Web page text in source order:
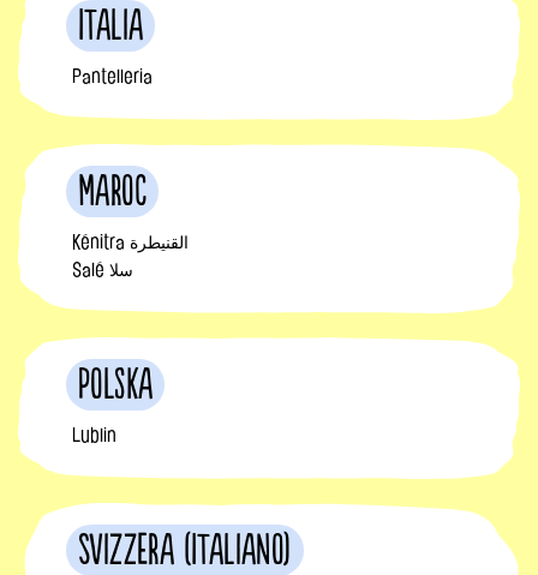
Italia
Pantelleria
Maroc
Kénitra القنيطرة
Salé سلا
Polska
Lublin
Svizzera (Italiano)